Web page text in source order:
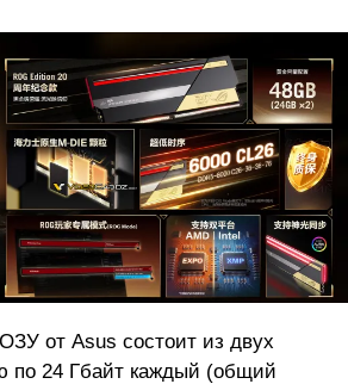
от Asus состоит из двух
по 24 Гбайт каждый (общий